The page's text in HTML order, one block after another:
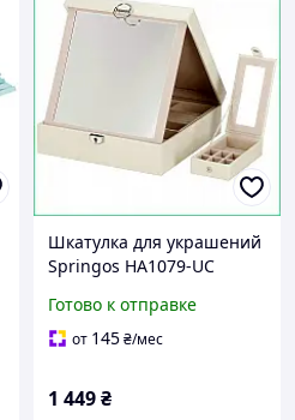
Шкатулка для украшений
Springos HA1079-UC
органайзер премиум кейс
бархат 25х25см
Готово к отправке
от 145₴/мес
1 449₴